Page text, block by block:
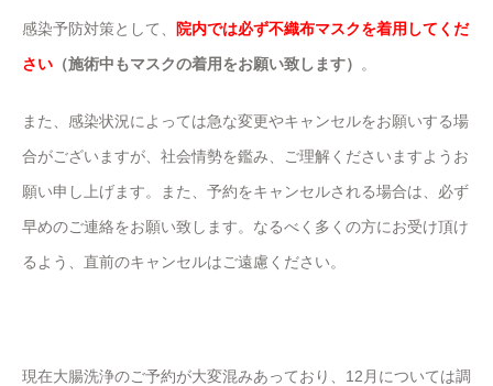
感染予防対策として、
院内では必ず不織布マスクを着用してくだ
さい （施術中もマスクの着用をお願い致します） 。
また、感染状況によっては急な変更やキャンセルをお願いする場
合がございますが、社会情勢を鑑み、ご理解くださいますようお
願い申し上げます。また、予約をキャンセルされる場合は、必ず
早めのご連絡をお願い致します。なるべく多くの方にお受け頂け
るよう、直前のキャンセルはご遠慮ください。
現在大腸洗浄のご予約が大変混みあっており、12月については調